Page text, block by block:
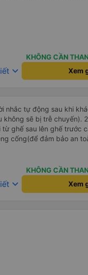
KHÔNG CẦN
keyboard_arrow_down Xem
nhắc tự động sau khi
bị trễ chuyến). 2. lái xe khi dừng
ghế sau lên ghế trước
cống(để đảm bảo an
bằng sắt chữ nhật dạng
để về đến Tng kịp 20h,
nên thoáng đãng.
KHÔNG CẦN
keyboard_arrow_down Xem